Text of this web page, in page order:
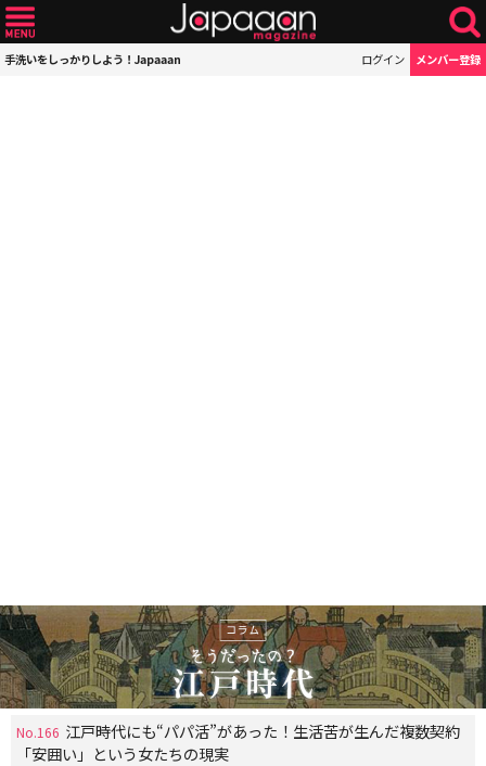
手洗いをしっかりしよう！Japaaan ログイン メンバー登録
No.166 江戸時代にも“パパ活”があった！生活苦が生んだ複数契約
「安囲い」という女たちの現実